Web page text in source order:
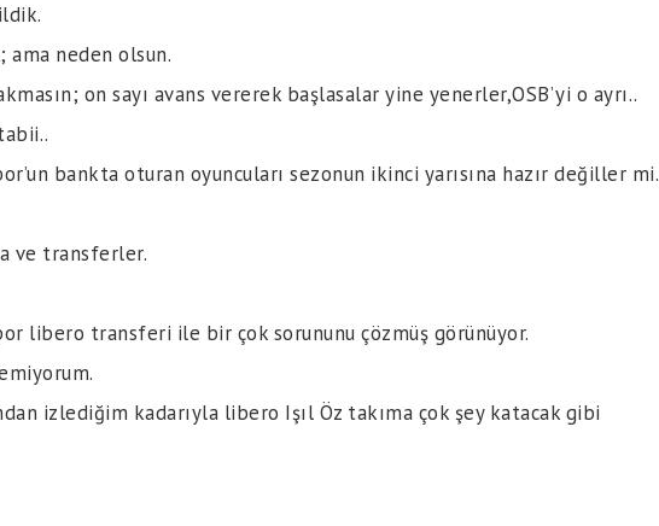
ama neden olsun.
on sayı avans vererek başlasalar yine yenerler,OSB’yi o ayrı..
bankta oturan oyuncuları sezonun ikinci yarısına hazır değiller mi.
ve transferler.
libero transferi ile bir çok sorununu çözmüş görünüyor.
izlediğim kadarıyla libero Işıl Öz takıma çok şey katacak gibi